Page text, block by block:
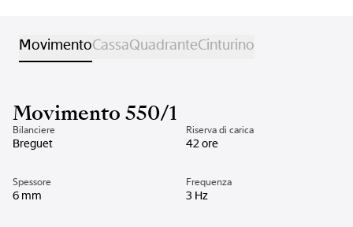
MovimentoCassaQuadranteCinturino
Movimento 550/1
Bilanciere
Breguet
Riserva di carica
42 ore
Spessore
6 mm
Frequenza
3 Hz